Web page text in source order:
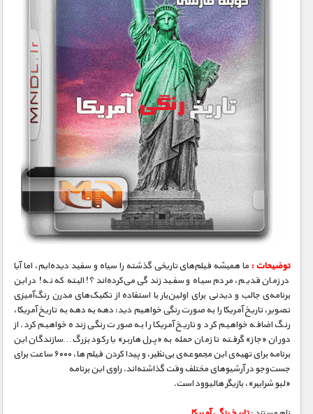
طبیعت
علم و فناوری
فرهنگ / هنر
کیهان / نجوم
ماورایی
مسابقات / ورزشی
مستند های اختصاصی
توضیحات : ما همیشه فیلم‌های تاریخی گذشته را سیاه و سفید دیده‌ایم، اما آیا
در زمان قدیم، مردم سیاه و سفید زندگی می‌کرده‌اند؟! البته که نه! در این
برنامه‌ی جالب و دیدنی برای اولین‌بار با استفاده از تکنیک‌های مدرن رنگ‌آمیزی
تصویر، تاریخ آمریکا را به صورت رنگی خواهیم دید: دهه به دهه به تاریخ آمریکا،
رنگ اضافه خواهیم کرد و تاریخ آمریکا را به صورت رنگی زنده خواهیم کرد. از
دوران «جاز» گرفته تا زمان حمله به «پرل هاربر» یا رکود بزرگ…سازندگان این
برنامه برای تهیه‌ی این مجموعه‌ی بی‌نظیر، و پیدا کردن فیلم ها، ۶۰۰۰ ساعت برای
جست‌و‌جو در آرشیوهای مختلف وقت گذاشته‌اند. راوی این برنامه
«لیو شرایبر»، بازیگر هالیوود است.